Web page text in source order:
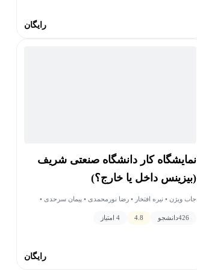
رایگان
نمایشگاه کار دانشگاه صنعتی شریف
(بیزینس داخل یا خارج؟)
جاب ویژن • نیره افتخار • رضا نورمحمدی • پیمان سرحدی •
426دانشجو 4.8 4 امتیاز
رایگان